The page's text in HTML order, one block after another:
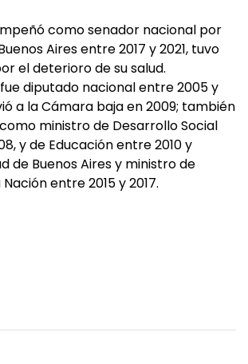
como senador nacional por
Aires entre 2017 y 2021, tuvo
el deterioro de su salud.
diputado nacional entre 2005 y
a la Cámara baja en 2009; también
ministro de Desarrollo Social
y de Educación entre 2010 y
de Buenos Aires y ministro de
entre 2015 y 2017.